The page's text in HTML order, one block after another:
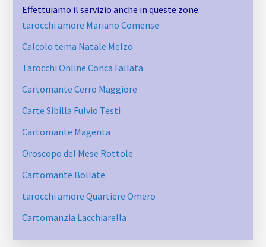
Effettuiamo il servizio anche in queste zone:
tarocchi amore Mariano Comense
Calcolo tema Natale Melzo
Tarocchi Online Conca Fallata
Cartomante Cerro Maggiore
Carte Sibilla Fulvio Testi
Cartomante Magenta
Oroscopo del Mese Rottole
Cartomante Bollate
tarocchi amore Quartiere Omero
Cartomanzia Lacchiarella